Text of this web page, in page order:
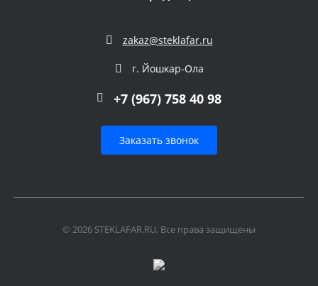
zakaz@steklafar.ru
г. Йошкар-Ола
+7 (967) 758 40 98
Заказать звонок
© 2026 STEKLAFAR.RU, Все права защищены